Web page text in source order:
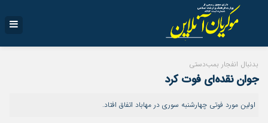
بدنبال انفجار بمب‌دستی
جوان نقده‌ای فوت کرد
اولین مورد فوتی چهارشنبه سوری در مهاباد اتفاق افتاد.